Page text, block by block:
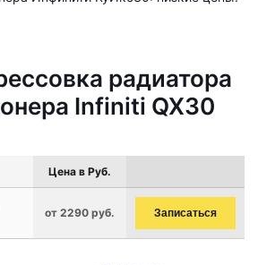
радиатора
Infiniti QX30
Цена в Руб.
от 2290 руб. Записаться